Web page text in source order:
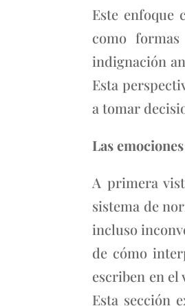
Este enfoque
como
indignación
Esta
a tomar
Las
A primera
sistema de
incluso
de cómo
escriben en el
Esta sección